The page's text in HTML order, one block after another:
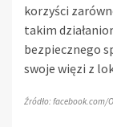
korzyści
takim
bezpiecznego
swoje więzi z
Źródło: facebook.com/